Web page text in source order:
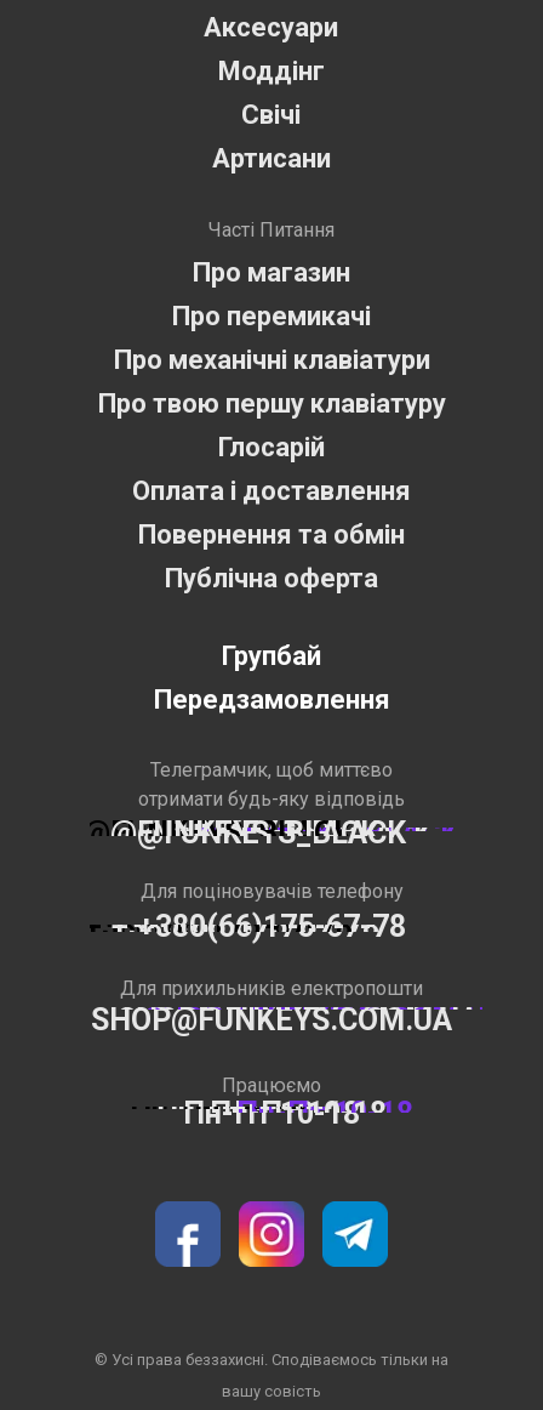
© Усі права беззахисні. Сподіваємось тільки на
вашу совість
SHOP@FUNKEYS.COM.UA
Для поціновувачів телефону
+380(66)175-67-78
Телеграмчик, щоб миттєво
отримати будь-яку відповідь
@FUNKEYS_BLACK
Для прихильників електропошти
Пн-Пт 10-18
Працюємо
Аксесуари
Моддінг
Свічі
Артисани
Групбай
Передзамовлення
Про магазин
Про перемикачі
Про механічні клавіатури
Про твою першу клавіатуру
Глосарій
Оплата і доставлення
Повернення та обмін
Публічна оферта
Часті Питання